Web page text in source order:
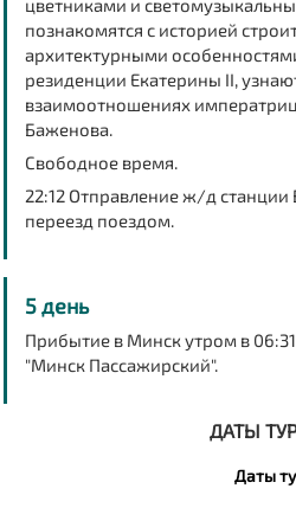
цветниками и
познакомятся с историей
архитектурными
резиденции Екатерины II,
взаимоотношениях
Баженова.
Свободное время.
22:12 Отправление ж/д станции
переезд поездом.
5 день
Прибытие в Минск утром в
"Минск Пассажирский".
ДАТЫ
Даты